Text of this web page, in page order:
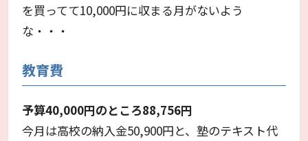
を買ってて10,000円に収まる月がないよう
な・・・
教育費
予算40,000円のところ88,756円
今月は高校の納入金50,900円と、塾のテキスト代